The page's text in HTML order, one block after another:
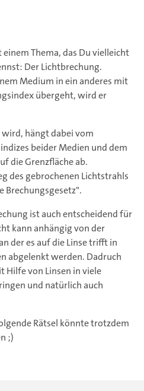
Thema, das Du vielleicht
Der Lichtbrechung.
Medium in ein anderes mit
übergeht, wird er
hängt dabei vom
beider Medien und dem
die Grenzfläche ab.
des gebrochenen Lichtstrahls
Brechungsgesetz".
ist auch entscheidend für
kann anhängig von der
der es auf die Linse trifft in
abgelenkt werden. Dadruch
Hilfe von Linsen in viele
und natürlich auch
Rätsel könnte trotzdem
;)